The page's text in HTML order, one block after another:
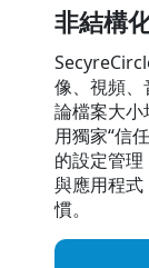
非結構
像、視頻
論檔案大
用獨家“信
的設定管
與應用程
慣。